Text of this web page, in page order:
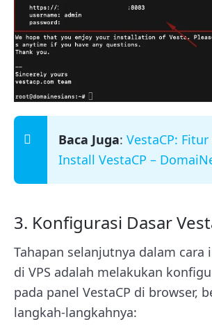
Baca Juga: VestaCP:
Install VestaCP –
3. Konfigurasi Dasar
Tahapan selanjutnya dalam cara
di VPS adalah melakukan
pada panel VestaCP di browser,
langkah-langkahnya: